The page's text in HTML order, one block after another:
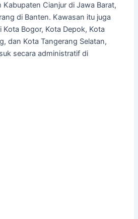
Cianjur di Jawa Barat,
di Banten. Kawasan itu juga
Bogor, Kota Depok, Kota
dan Kota Tangerang Selatan,
secara administratif di